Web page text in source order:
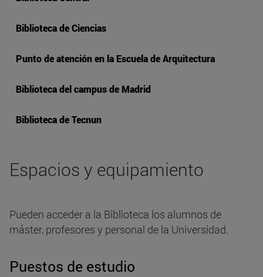
Biblioteca de Ciencias
Punto de atención en la Escuela de Arquitectura
Biblioteca del campus de Madrid
Biblioteca de Tecnun
Espacios y equipamiento
Pueden acceder a la Biblioteca los alumnos de
máster, profesores y personal de la Universidad.
Puestos de estudio